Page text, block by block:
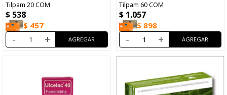
Tilpam 20 COM
$ 538
$ 457
- +
Tilpam 60 COM
$ 1.057
$ 898
- +